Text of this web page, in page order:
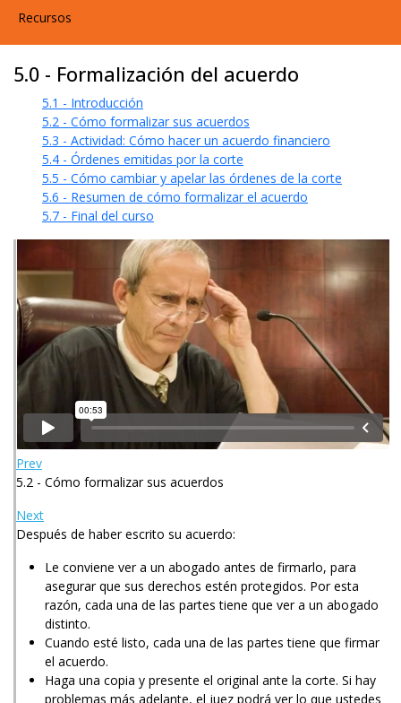
Recursos
5.0 - Formalización del acuerdo
5.1 - Introducción
5.2 - Cómo formalizar sus acuerdos
5.3 - Actividad: Cómo hacer un acuerdo financiero
5.4 - Órdenes emitidas por la corte
5.5 - Cómo cambiar y apelar las órdenes de la corte
5.6 - Resumen de cómo formalizar el acuerdo
5.7 - Final del curso
Prev
5.2 - Cómo formalizar sus acuerdos
Next
Después de haber escrito su acuerdo:
Le conviene ver a un abogado antes de firmarlo, para
asegurar que sus derechos estén protegidos. Por esta
razón, cada una de las partes tiene que ver a un abogado
distinto.
Cuando esté listo, cada una de las partes tiene que firmar
el acuerdo.
Haga una copia y presente el original ante la corte. Si hay
problemas más adelante, el juez podrá ver lo que ustedes